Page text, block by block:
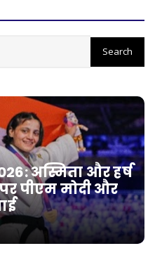
अस्मिता और हर्ष
पीएम मोदी और